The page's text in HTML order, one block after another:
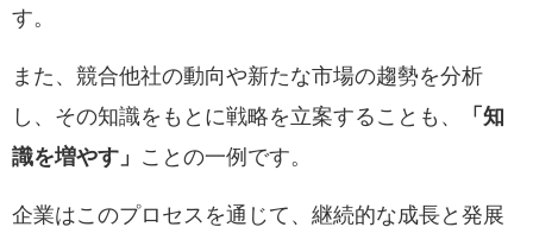
す。
また、競合他社の動向や新たな市場の趨勢を分析
し、その知識をもとに戦略を立案することも、
「知
識を増やす」
ことの一例です。
企業はこのプロセスを通じて、継続的な成長と発展